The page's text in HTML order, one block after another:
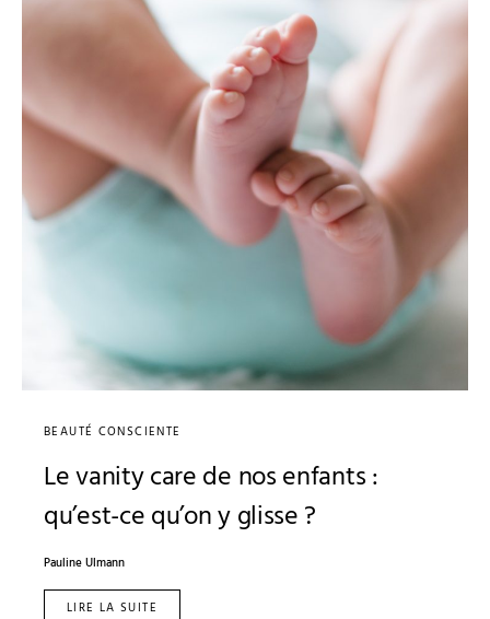
BEAUTÉ CONSCIENTE
Le vanity care de nos enfants :
qu’est-ce qu’on y glisse ?
Pauline Ulmann
LIRE LA SUITE